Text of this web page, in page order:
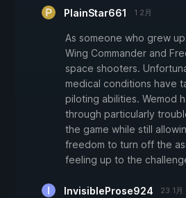
PlainStar661 1 2月
As someone who grew
Wing Commander and
space shooters.
medical conditions have
piloting abilities. Wemod
through particularly
the game while still
freedom to turn off the
feeling up to the
InvisibleProse924 23 1月